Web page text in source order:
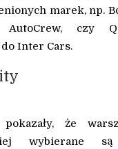
marek, np.
AutoCrew, czy Q-
do Inter Cars.
pokazały, że
wybierane